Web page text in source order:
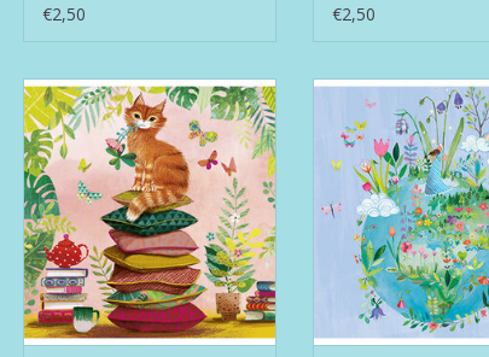
€2,50
€2,50
Postkaart Edition Gollong EG 12-
1792
TOEVOEGEN AAN WINKELWAGEN
Postkaart Edition
1829
TOEVOEGEN AAN